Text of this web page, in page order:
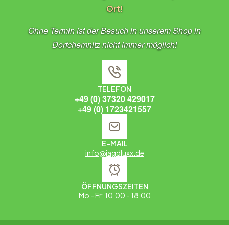
Ort!
Ohne Termin ist der Besuch in unserem Shop in
Dorfchemnitz nicht immer möglich!
TELEFON
+49 (0) 37320 429017
+49 (0) 1723421557
E-MAIL
info@jagdluxx.de
ÖFFNUNGSZEITEN
Mo - Fr: 10.00 - 18.00